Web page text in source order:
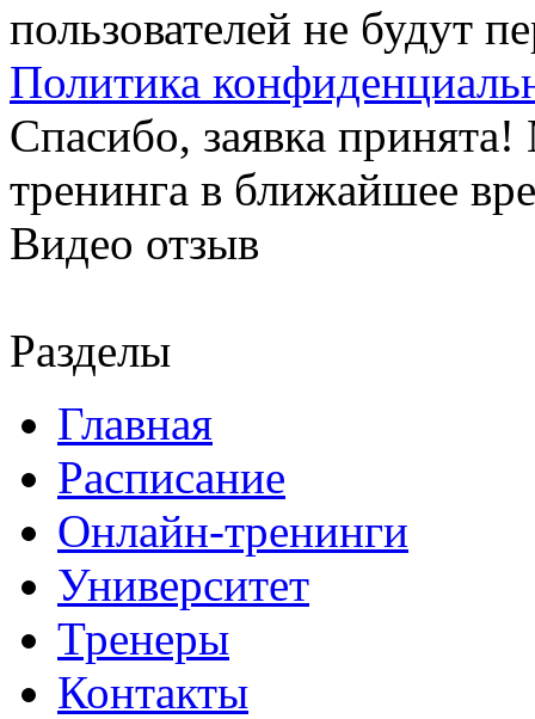
пользователей не будут
Политика
Спасибо, заявка
тренинга в ближайшее
Видео отзыв
Разделы
Главная
Расписание
Онлайн-тренинги
Университет
Тренеры
Контакты